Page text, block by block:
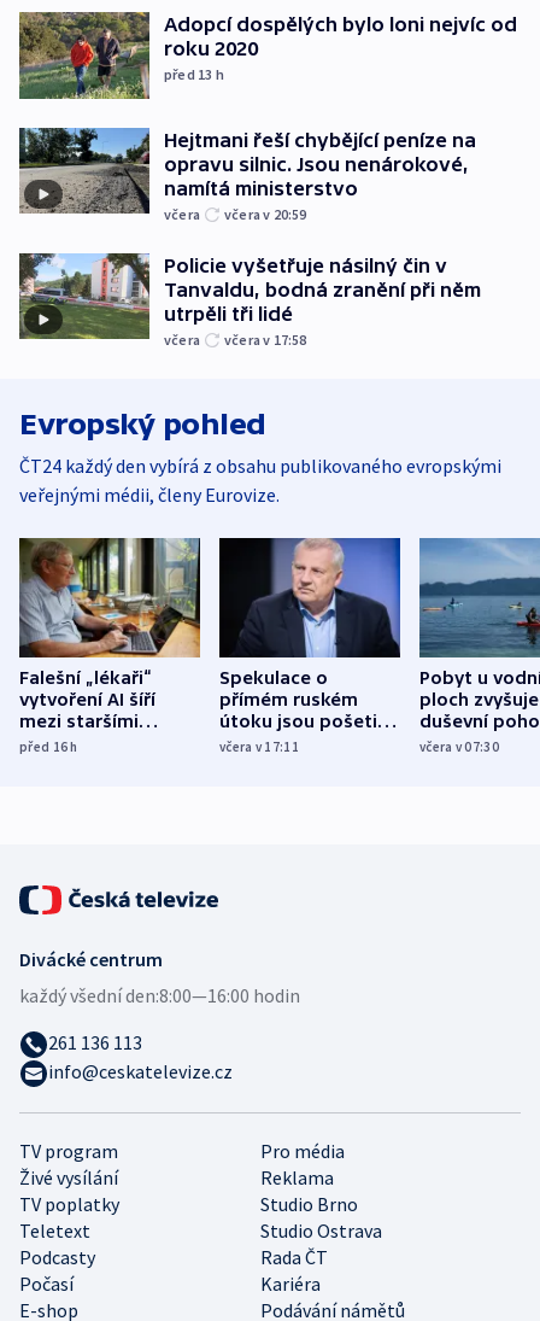
Adopcí dospělých bylo loni nejvíc od
roku 2020
před 13 h
Hejtmani řeší chybějící peníze na
opravu silnic. Jsou nenárokové,
namítá ministerstvo
včera včera v 20:59
Policie vyšetřuje násilný čin v
Tanvaldu, bodná zranění při něm
utrpěli tři lidé
včera včera v 17:58
Evropský pohled
ČT24 každý den vybírá z obsahu publikovaného evropskými
veřejnými médii, členy Eurovize.
Falešní „lékaři“
vytvoření AI šíří
mezi staršími
Poláky nebezpečné
před 16h
Spekulace o
přímém ruském
útoku jsou pošetilé,
míní estonský
včera v 17:11
Pobyt u
ploch zvyšuje
duševní
ukázala
včera v 07:30
TV program
Pro média
Živé vysílání
Reklama
TV poplatky
Studio Brno
Teletext
Studio Ostrava
Podcasty
Rada ČT
Počasí
Kariéra
E-shop
Podávání námětů
Divácké centrum
každý všední den:8:00—16:00 hodin
261 136 113
info@ceskatelevize.cz